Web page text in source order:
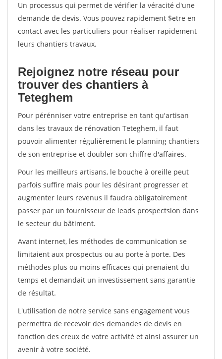
Un processus qui permet de vérifier la véracité d'une
demande de devis. Vous pouvez rapidement $etre en
contact avec les particuliers pour réaliser rapidement
leurs chantiers travaux.
Rejoignez notre réseau pour
trouver des chantiers à
Teteghem
Pour pérénniser votre entreprise en tant qu'artisan
dans les travaux de rénovation Teteghem, il faut
pouvoir alimenter régulièrement le planning chantiers
de son entreprise et doubler son chiffre d'affaires.
Pour les meilleurs artisans, le bouche à oreille peut
parfois suffire mais pour les désirant progresser et
augmenter leurs revenus il faudra obligatoirement
passer par un fournisseur de leads prospectsion dans
le secteur du bâtiment.
Avant internet, les méthodes de communication se
limitaient aux prospectus ou au porte à porte. Des
méthodes plus ou moins efficaces qui prenaient du
temps et demandait un investissement sans garantie
de résultat.
L'utilisation de notre service sans engagement vous
permettra de recevoir des demandes de devis en
fonction des creux de votre activité et ainsi assurer un
avenir à votre société.